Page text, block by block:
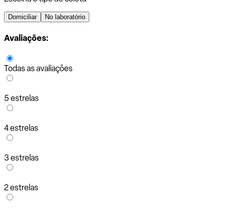
Domiciliar No laboratório
Avaliações:
Todas as avaliações
5 estrelas
4 estrelas
3 estrelas
2 estrelas